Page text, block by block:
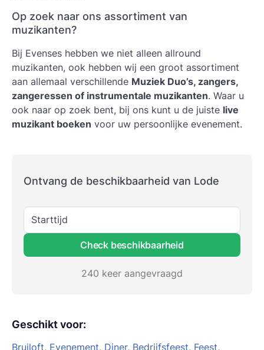
Op zoek naar ons assortiment van
muzikanten?
Bij Evenses hebben we niet alleen allround
muzikanten, ook hebben wij een groot assortiment
aan allemaal verschillende Muziek Duo’s, zangers,
zangeressen of instrumentale muzikanten. Waar u
ook naar op zoek bent, bij ons kunt u de juiste live
muzikant boeken voor uw persoonlijke evenement.
Ontvang de beschikbaarheid van Lode
Starttijd
Check beschikbaarheid
240 keer aangevraagd
Geschikt voor:
Bruiloft, Evenement, Diner, Bedrijfsfeest, Feest,